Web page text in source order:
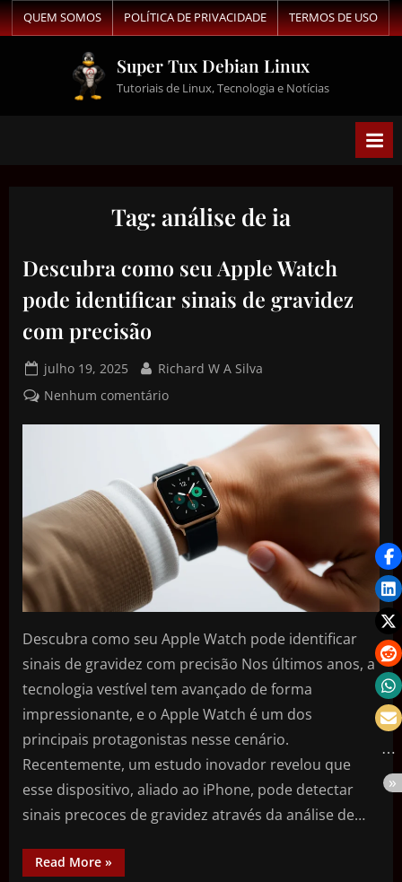
QUEM SOMOS POLÍTICA DE PRIVACIDADE TERMOS DE USO
Super Tux Debian Linux
Tutoriais de Linux, Tecnologia e Notícias
Tag: análise de ia
Descubra como seu Apple Watch
pode identificar sinais de gravidez
com precisão
julho 19, 2025
Richard W A Silva
Nenhum comentário
Descubra como seu Apple Watch pode identificar
sinais de gravidez com precisão Nos últimos anos, a
tecnologia vestível tem avançado de forma
impressionante, e o Apple Watch é um dos
principais protagonistas nesse cenário.
Recentemente, um estudo inovador revelou que
esse dispositivo, aliado ao iPhone, pode detectar
sinais precoces de gravidez através da análise de…
Read More »